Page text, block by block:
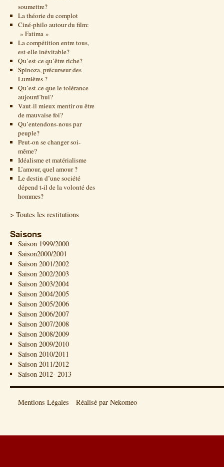
soumettre?
La théorie du complot
Ciné-philo autour du film:
» Fatima »
La compétition entre tous,
est-elle inévitable?
Qu’est-ce qu’être riche?
Spinoza, précurseur des
Lumières ?
Qu’est-ce que le tolérance
aujourd’hui?
Vaut-il mieux mentir ou être
de mauvaise foi?
Qu’entendons-nous par
peuple?
Peut-on se changer soi-
même?
Idéalisme et matérialisme
L’amour, quel amour ?
Le destin d’une société
dépend t-il de la volonté des
hommes?
> Toutes les restitutions
Saisons
Saison 1999/2000
Saison2000/2001
Saison 2001/2002
Saison 2002/2003
Saison 2003/2004
Saison 2004/2005
Saison 2005/2006
Saison 2006/2007
Saison 2007/2008
Saison 2008/2009
Saison 2009/2010
Saison 2010/2011
Saison 2011/2012
Saison 2012- 2013
Mentions Légales Réalisé par Nekomeo